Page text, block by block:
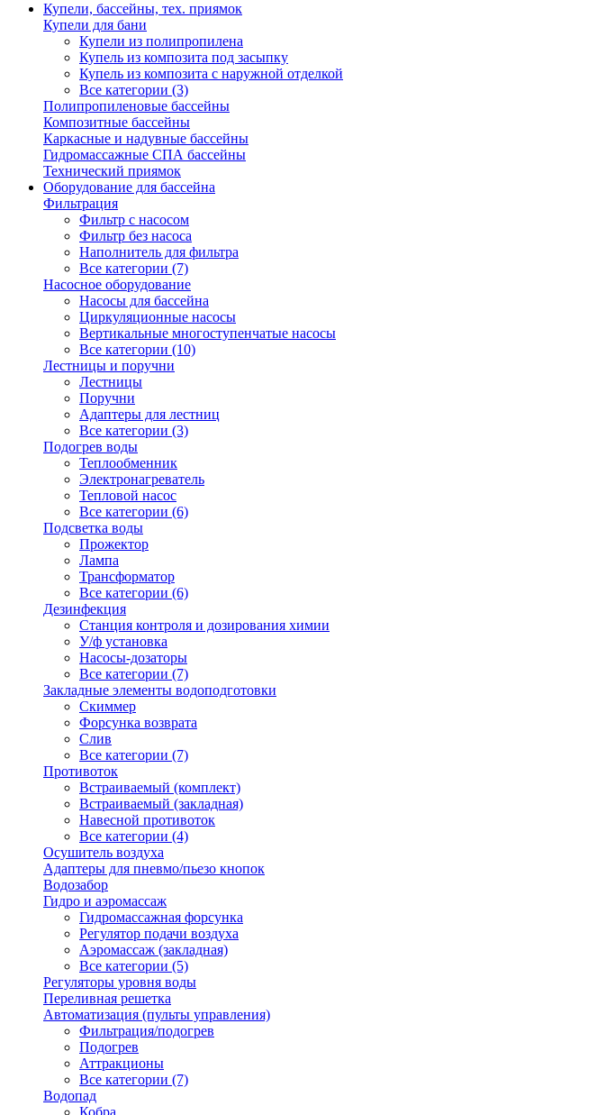
Купели, бассейны, тех. приямок
Купели для бани
Купели из полипропилена
Купель из композита под засыпку
Купель из композита с наружной отделкой
Все категории (3)
Полипропиленовые бассейны
Композитные бассейны
Каркасные и надувные бассейны
Гидромассажные СПА бассейны
Технический приямок
Оборудование для бассейна
Фильтрация
Фильтр с насосом
Фильтр без насоса
Наполнитель для фильтра
Все категории (7)
Насосное оборудование
Насосы для бассейна
Циркуляционные насосы
Вертикальные многоступенчатые насосы
Все категории (10)
Лестницы и поручни
Лестницы
Поручни
Адаптеры для лестниц
Все категории (3)
Подогрев воды
Теплообменник
Электронагреватель
Тепловой насос
Все категории (6)
Подсветка воды
Прожектор
Лампа
Трансформатор
Все категории (6)
Дезинфекция
Станция контроля и дозирования химии
У/ф установка
Насосы-дозаторы
Все категории (7)
Закладные элементы водоподготовки
Скиммер
Форсунка возврата
Слив
Все категории (7)
Противоток
Встраиваемый (комплект)
Встраиваемый (закладная)
Навесной противоток
Все категории (4)
Осушитель воздуха
Адаптеры для пневмо/пьезо кнопок
Водозабор
Гидро и аэромассаж
Гидромассажная форсунка
Регулятор подачи воздуха
Аэромассаж (закладная)
Все категории (5)
Регуляторы уровня воды
Переливная решетка
Автоматизация (пульты управления)
Фильтрация/подогрев
Подогрев
Аттракционы
Все категории (7)
Водопад
Кобра